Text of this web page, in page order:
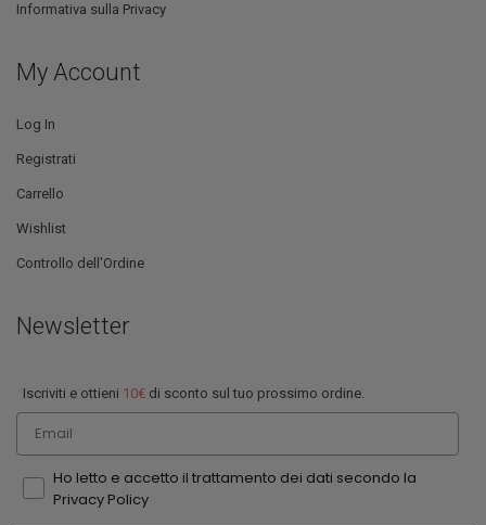
Informativa sulla Privacy
My Account
Log In
Registrati
Carrello
Wishlist
Controllo dell'Ordine
Newsletter
Iscriviti e ottieni 10€ di sconto sul tuo prossimo ordine.
Email
Ho letto e accetto il trattamento dei dati secondo la
Privacy Policy